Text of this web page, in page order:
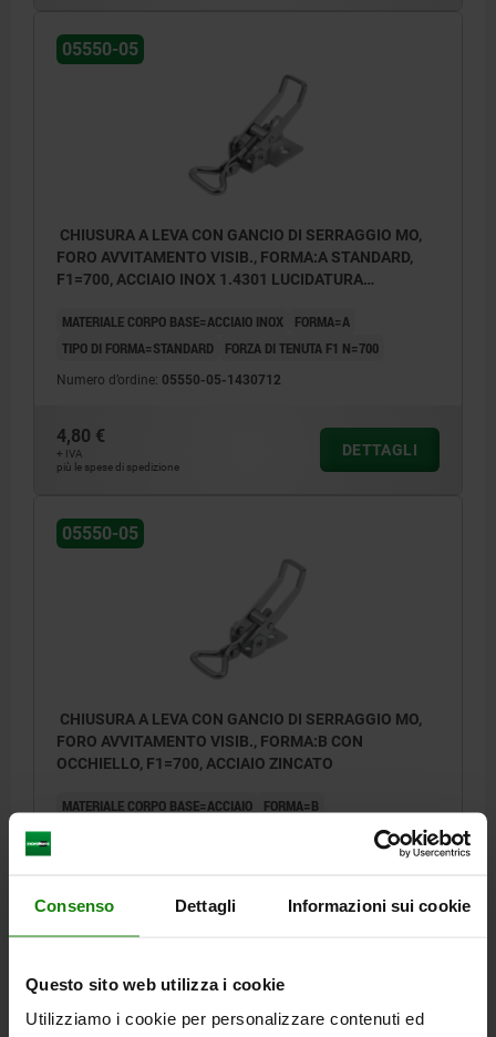
Consenso Dettagli Informazioni sui cookie
Questo sito web utilizza i cookie
Utilizziamo i cookie per personalizzare contenuti ed
05550-05
CHIUSURA A LEVA CON GANCIO DI SERRAGGIO MO,
FORO AVVITAMENTO VISIB., FORMA:A STANDARD,
F1=700, ACCIAIO INOX 1.4301 LUCIDATURA
MATERIALE CORPO BASE=ACCIAIO INOX
FORMA=A
TIPO DI FORMA=STANDARD
FORZA DI TENUTA F1 N=700
Numero d’ordine: 05550-05-1430712
4,80 €
+ IVA
più le spese di spedizione
DETTAGLI
05550-05
CHIUSURA A LEVA CON GANCIO DI SERRAGGIO MO,
FORO AVVITAMENTO VISIB., FORMA:B CON
OCCHIELLO, F1=700, ACCIAIO ZINCATO
MATERIALE CORPO BASE=ACCIAIO
FORMA=B
FORZA DI TENUTA F1 N=700
+ IVA
05550-05